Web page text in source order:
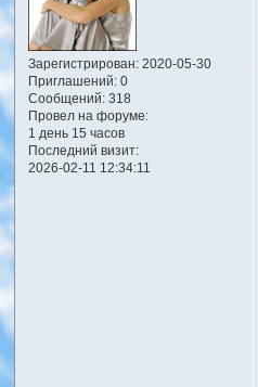
Зарегистрирован: 2020-05-30
Приглашений:0
Сообщений:318
Провел на форуме:
1 день 15 часов
Последний визит:
2026-02-11 12:34:11